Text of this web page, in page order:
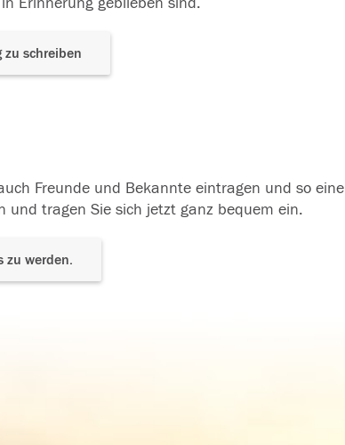
schreiben
Freunde und Bekannte eintragen und so eine
und tragen Sie sich jetzt ganz bequem ein.
zu werden.